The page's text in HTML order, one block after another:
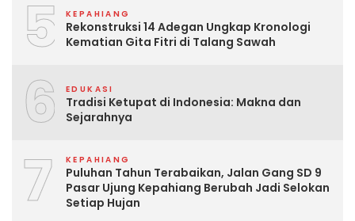
5 KEPAHIANG
Rekonstruksi 14 Adegan Ungkap Kronologi
Kematian Gita Fitri di Talang Sawah
6 EDUKASI
Tradisi Ketupat di Indonesia: Makna dan
Sejarahnya
7 KEPAHIANG
Puluhan Tahun Terabaikan, Jalan Gang SD 9
Pasar Ujung Kepahiang Berubah Jadi Selokan
Setiap Hujan